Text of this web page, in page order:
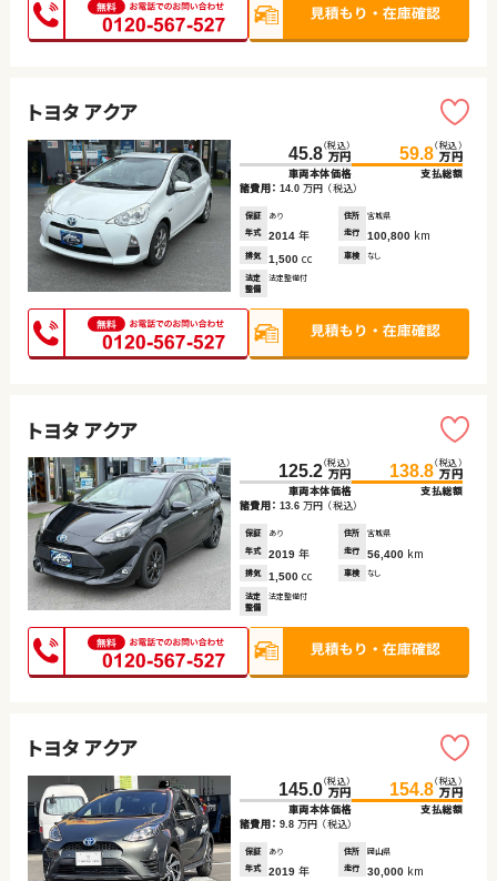
トヨタ アクア
45.8（税込）
万円
車両本体価格
59.8（税込）
万円
支払総額
諸費用： 14.0 万円 （税込）
保証 あり 住所
宮城県
年式
2014 年 走行 100,800 km
排気 1,500 cc 車検 なし
法定
整備
法定整備付
トヨタ アクア
125.2（税込）
万円
車両本体価格
138.8（税込）
万円
支払総額
諸費用： 13.6 万円 （税込）
保証 あり 住所
宮城県
年式
2019 年 走行 56,400 km
排気 1,500 cc 車検 なし
法定
整備
法定整備付
トヨタ アクア
145.0（税込）
万円
車両本体価格
154.8（税込）
万円
支払総額
諸費用： 9.8 万円 （税込）
保証 あり 住所
岡山県
年式
2019 年 走行 30,000 km